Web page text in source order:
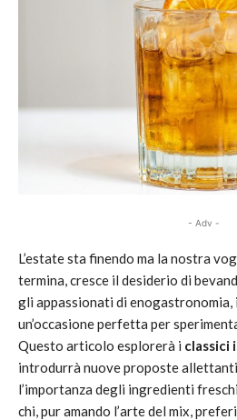
- Adv -
L’estate sta finendo ma la nostra
termina, cresce il desiderio di
gli appassionati di enogastronomia, i
un’occasione perfetta per
Questo articolo esplorerà i classici
introdurrà nuove proposte
l’importanza degli ingredienti
chi, pur amando l’arte del mix,